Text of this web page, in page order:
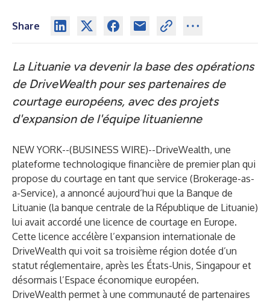
Share
La Lituanie va devenir la base des opérations
de DriveWealth pour ses partenaires de
courtage européens, avec des projets
d'expansion de l'équipe lituanienne
NEW YORK--(BUSINESS WIRE)--DriveWealth, une
plateforme technologique financière de premier plan qui
propose du courtage en tant que service (Brokerage-as-
a-Service), a annoncé aujourd’hui que la Banque de
Lituanie (la banque centrale de la République de Lituanie)
lui avait accordé une licence de courtage en Europe.
Cette licence accélère l’expansion internationale de
DriveWealth qui voit sa troisième région dotée d’un
statut réglementaire, après les États-Unis, Singapour et
désormais l’Espace économique européen.
DriveWealth permet à une communauté de partenaires